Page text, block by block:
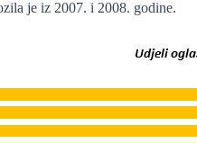
je iz 2007. i 2008. godine.